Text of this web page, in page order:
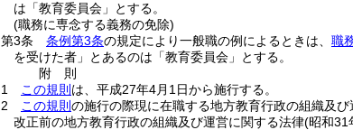
は「教育委員会」とする。
(職務に専念する義務の免除)
第3条
条例第3条の規定により一般職の例によるときは、 職
を受けた者」とあるのは「教育委員会」とする。
附 則
1
この規則 は、平成27年4月1日から施行する。
2
この規則 の施行の際現に在職する地方教育行政の組織及
改正前の地方教育行政の組織及び運営に関する法律(昭和31